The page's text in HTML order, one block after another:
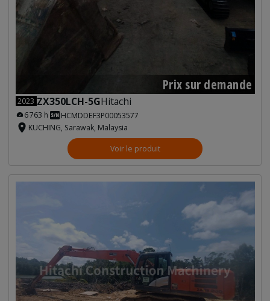
Prix sur demande
2023 ZX350LCH-5GHitachi
6 763 h
HCMDDEF3P00053577
KUCHING, Sarawak, Malaysia
Voir le produit